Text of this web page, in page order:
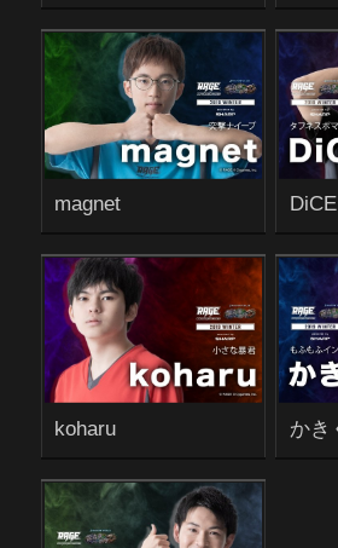
magnet
koharu かき